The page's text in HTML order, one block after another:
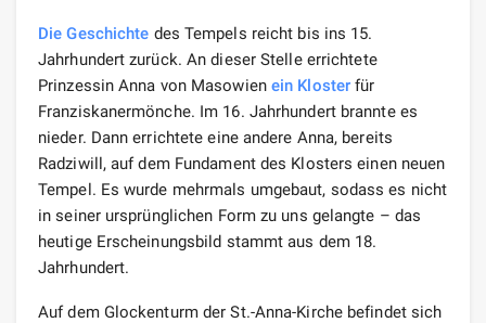
Die Geschichte des Tempels reicht bis ins 15.
Jahrhundert zurück. An dieser Stelle errichtete
Prinzessin Anna von Masowien ein Kloster für
Franziskanermönche. Im 16. Jahrhundert brannte es
nieder. Dann errichtete eine andere Anna, bereits
Radziwill, auf dem Fundament des Klosters einen neuen
Tempel. Es wurde mehrmals umgebaut, sodass es nicht
in seiner ursprünglichen Form zu uns gelangte – das
heutige Erscheinungsbild stammt aus dem 18.
Jahrhundert.
Auf dem Glockenturm der St.-Anna-Kirche befindet sich